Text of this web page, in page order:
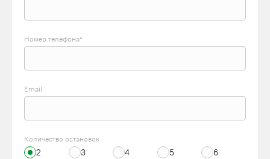
Номер телефона*
Email
Количество остановок
2 3 4 5 6